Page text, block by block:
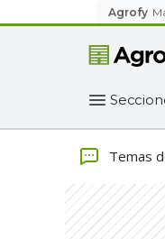
Agrofy
Temas